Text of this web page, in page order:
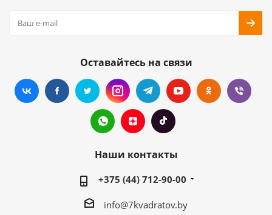
Оставайтесь на связи
Наши контакты
+375 (44) 712-90-00
info@7kvadratov.by